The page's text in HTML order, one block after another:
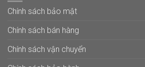
Chính sách bảo mật
Chính sách bán hàng
Chính sách vận chuyển